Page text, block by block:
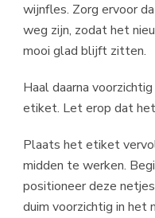
wijnfles. Zorg ervoor
weg zijn, zodat het
mooi glad blijft zitten.
Haal daarna
etiket. Let erop dat
Plaats het etiket
midden te werken.
positioneer deze
duim voorzichtig in het